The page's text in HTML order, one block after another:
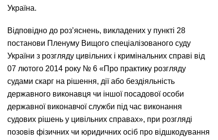
Україна.
Відповідно до роз’яснень, викладених у пункті 28
постанови Пленуму Вищого спеціалізованого суду
України з розгляду цивільних і кримінальних справі від
07 лютого 2014 року № 6 «Про практику розгляду
судами скарг на рішення, дії або бездіяльність
державного виконавця чи іншої посадової особи
державної виконавчої служби під час виконання
судових рішень у цивільних справах», при розгляді
позовів фізичних чи юридичних осіб про відшкодування